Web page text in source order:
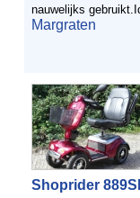
nauwelijks
makkelijk
Margraten
Shoprider